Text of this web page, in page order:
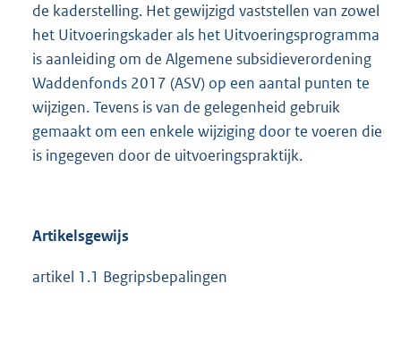
de kaderstelling. Het gewijzigd vaststellen van zowel
het Uitvoeringskader als het Uitvoeringsprogramma
is aanleiding om de Algemene subsidieverordening
Waddenfonds 2017 (ASV) op een aantal punten te
wijzigen. Tevens is van de gelegenheid gebruik
gemaakt om een enkele wijziging door te voeren die
is ingegeven door de uitvoeringspraktijk.
Artikelsgewijs
artikel 1.1 Begripsbepalingen